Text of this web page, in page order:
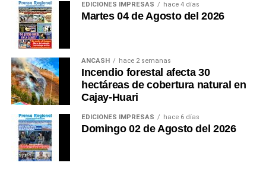
EDICIONES IMPRESAS hace 4 días
Martes 04 de Agosto del 2026
ANCASH hace 2 semanas
Incendio forestal afecta 30
hectáreas de cobertura natural en
Cajay-Huari
EDICIONES IMPRESAS hace 6 días
Domingo 02 de Agosto del 2026